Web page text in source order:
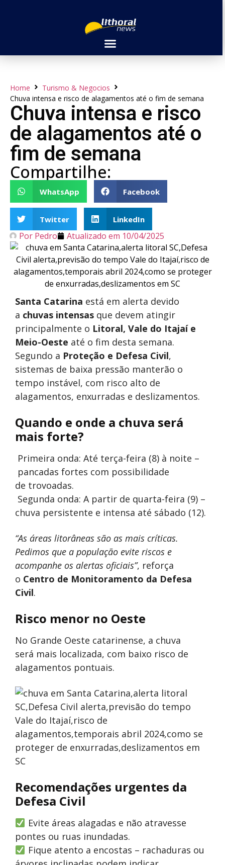
Home
Turismo & Negocios
Chuva intensa e risco de alagamentos até o fim de semana
Chuva intensa e risco
de alagamentos até o
fim de semana
Compartilhe:
WhatsApp Facebook
Twitter LinkedIn
Por Pedro Atualizado em 10/04/2025
Santa Catarina está em alerta devido
a chuvas intensas que devem atingir
principalmente o Litoral, Vale do Itajaí e
Meio-Oeste até o fim desta semana.
Segundo a Proteção e Defesa Civil,
sistemas de baixa pressão manterão o
tempo instável, com risco alto de
alagamentos, enxurradas e deslizamentos.
Quando e onde a chuva será
mais forte?
️ Primeira onda: Até terça-feira (8) à noite –
pancadas fortes com possibilidade
de trovoadas.
️ Segunda onda: A partir de quarta-feira (9) –
chuva persistente e intensa até sábado (12).
“As áreas litorâneas são as mais críticas.
Pedimos que a população evite riscos e
acompanhe os alertas oficiais”, reforça
o Centro de Monitoramento da Defesa
Civil.
Risco menor no Oeste
No Grande Oeste catarinense, a chuva
será mais localizada, com baixo risco de
alagamentos pontuais.
Recomendações urgentes da
Defesa Civil
Evite áreas alagadas e não atravesse
pontes ou ruas inundadas.
Fique atento a encostas – rachaduras ou